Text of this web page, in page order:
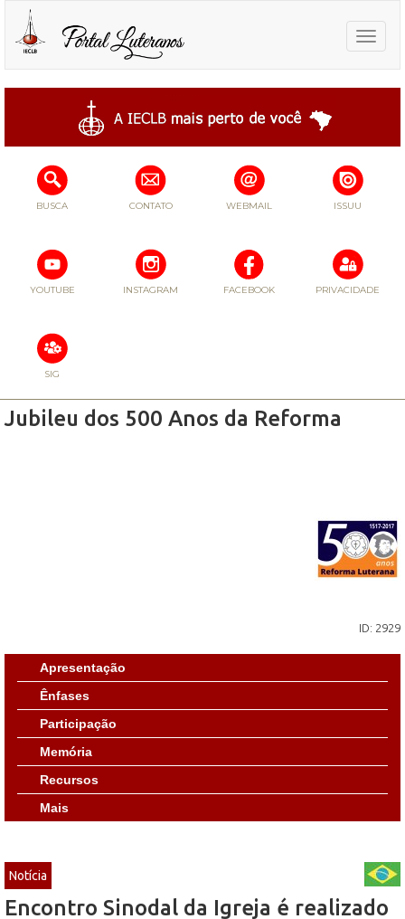
Toggle
BUSCA CONTATO WEBMAIL ISSUU
YOUTUBE INSTAGRAM FACEBOOK PRIVACIDADE
SIG
Jubileu dos 500 Anos da Reforma
ID: 2929
Apresentação
Ênfases
Participação
Memória
Recursos
Mais
Notícia
Encontro Sinodal da Igreja é realizado